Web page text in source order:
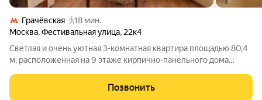
Грачёвская
18 мин.
Москва,Фестивальная улица, 22к4
Светлая и очень уютная 3-комнатная квартира площадью 80,4
м, расположенная на 9 этаже кирпично-панельного дома
серий за счёт удачных планировок и высокого качества
строительства. Планировка и
Позвонить